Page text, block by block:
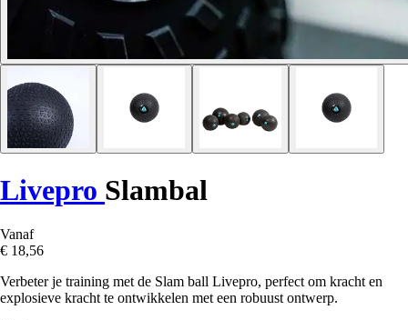
Livepro Slambal
Vanaf
€ 18,56
Verbeter je training met de Slam ball Livepro, perfect om kracht en
explosieve kracht te ontwikkelen met een robuust ontwerp.